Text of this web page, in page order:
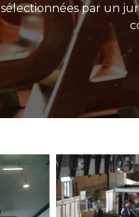
sélectionnées par un